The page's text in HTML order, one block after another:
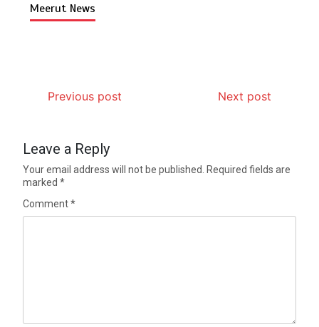
Meerut News
Previous post Next post
Leave a Reply
Your email address will not be published.
Required fields are
marked*
Comment*